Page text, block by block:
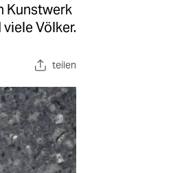
Kunstwerk
Völker.
teilen